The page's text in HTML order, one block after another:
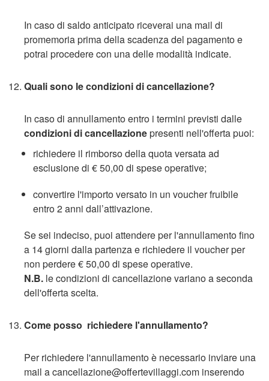
In caso di saldo anticipato riceverai una mail di
promemoria prima della scadenza del pagamento e
potrai procedere con una delle modalità indicate.
Quali sono le condizioni di cancellazione?
In caso di annullamento entro i termini previsti dalle
condizioni di cancellazionepresenti nell'offerta puoi:
richiedere il rimborso della quota versata ad
esclusione di € 50,00 di spese operative;
convertire l'importo versato in un voucher fruibile
entro 2 anni dall’attivazione.
Se sei indeciso, puoi attendere per l'annullamento fino
a 14 giorni dalla partenza e richiedere il voucher per
non perdere € 50,00 di spese operative.
N.B. le condizioni di cancellazione variano a seconda
dell'offerta scelta.
Come posso richiedere l'annullamento?
Per richiedere l'annullamento è necessario inviare una
mail a cancellazione@offertevillaggi.com inserendo